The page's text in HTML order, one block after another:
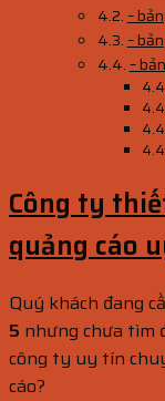
–
–
–
Công ty
quảng cáo
Quý khách đang
5 nhưng chưa tìm
công ty uy tín
cáo?